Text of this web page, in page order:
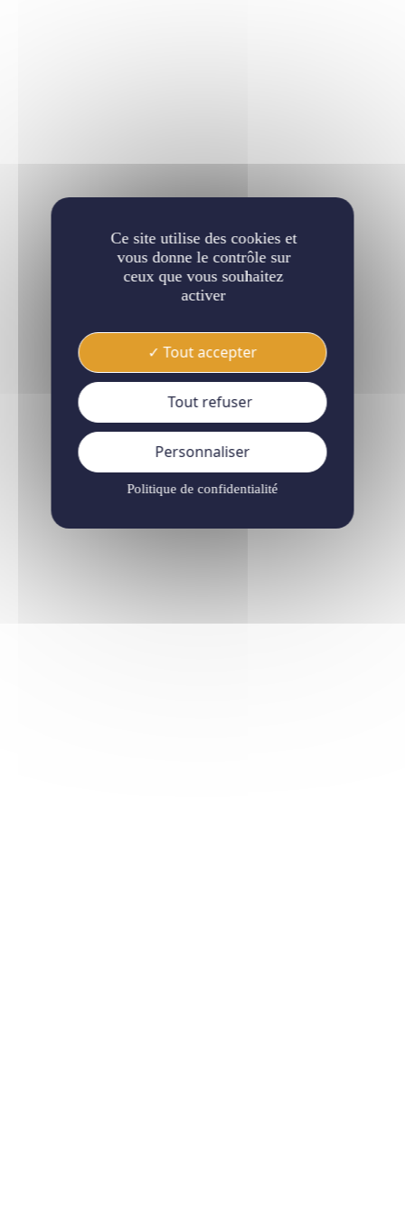
Ce site utilise des cookies et
vous donne le contrôle sur
ceux que vous souhaitez
activer
Tout accepter
Tout refuser
Personnaliser
Politique de confidentialité